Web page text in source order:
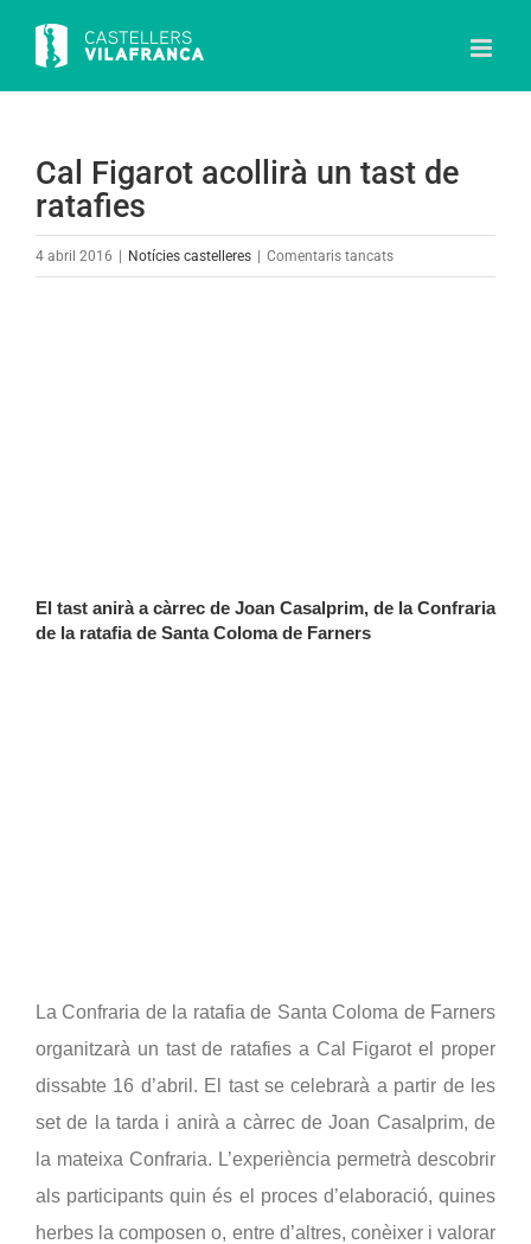
content
Cal Figarot acollirà un tast de
ratafies
4 abril 2016 Notícies castelleres Comentaris tancatsa
El tast anirà a càrrec de Joan Casalprim, de la Confraria
de la ratafia de Santa Coloma de Farners
La Confraria de la ratafia de Santa Coloma de Farners
organitzarà un tast de ratafies a Cal Figarot el proper
dissabte 16 d’abril. El tast se celebrarà a partir de les
set de la tarda i anirà a càrrec de Joan Casalprim, de
la mateixa Confraria. L’experiència permetrà descobrir
als participants quin és el proces d’elaboració, quines
herbes la composen o, entre d’altres, conèixer i valorar